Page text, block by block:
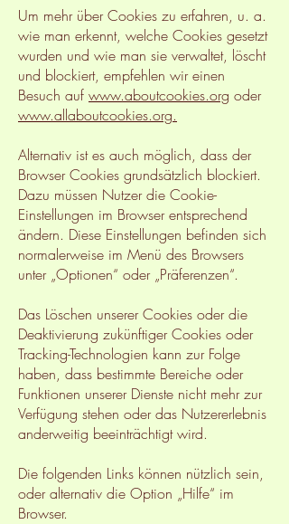
Um mehr über Cookies zu erfahren, u. a.
wie man erkennt, welche Cookies gesetzt
wurden und wie man sie verwaltet, löscht
und blockiert, empfehlen wir einen
Besuch auf www.aboutcookies.org oder
www.allaboutcookies.org.
Alternativ ist es auch möglich, dass der
Browser Cookies grundsätzlich blockiert.
Dazu müssen Nutzer die Cookie-
Einstellungen im Browser entsprechend
ändern. Diese Einstellungen befinden sich
normalerweise im Menü des Browsers
unter „Optionen“ oder „Präferenzen“.
Das Löschen unserer Cookies oder die
Deaktivierung zukünftiger Cookies oder
Tracking-Technologien kann zur Folge
haben, dass bestimmte Bereiche oder
Funktionen unserer Dienste nicht mehr zur
Verfügung stehen oder das Nutzererlebnis
anderweitig beeinträchtigt wird.
Die folgenden Links können nützlich sein,
oder alternativ die Option „Hilfe“ im
Browser.